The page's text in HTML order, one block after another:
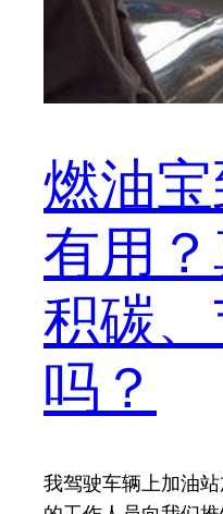
燃油
有用
积碳
吗？
我驾驶车辆上加油